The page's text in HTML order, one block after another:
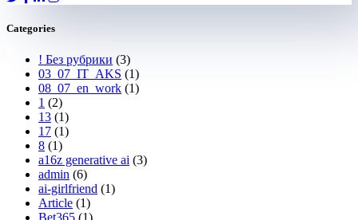
Categories
! Без рубрики (3)
03_07_IT_AKS (1)
08_07_en_work (1)
1 (2)
13 (1)
17 (1)
8 (1)
a16z generative ai (3)
admin (6)
ai-girlfriend (1)
Article (1)